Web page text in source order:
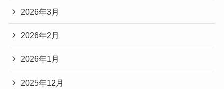
2026年3月
2026年2月
2026年1月
2025年12月